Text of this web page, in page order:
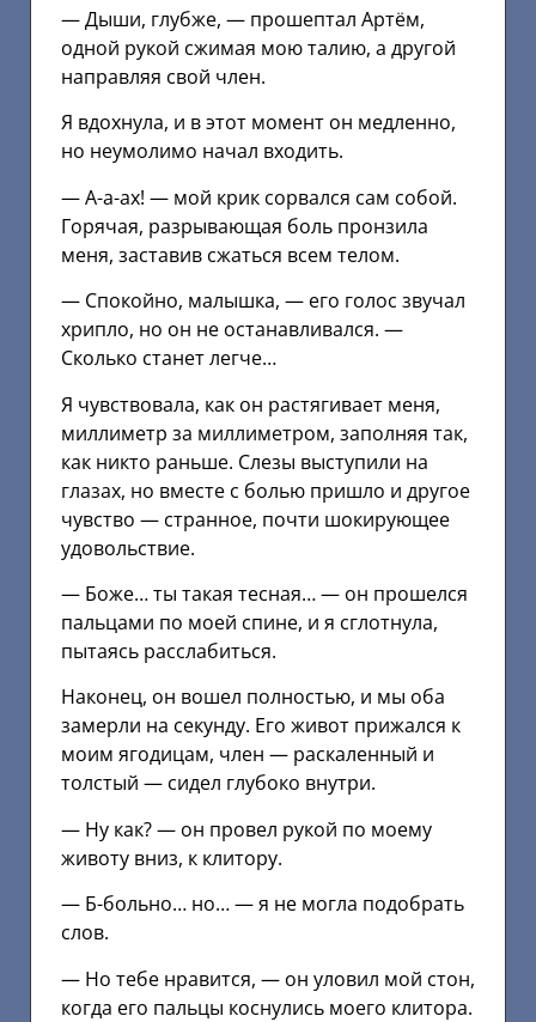
— Дыши, глубже, — прошептал Артём,
одной рукой сжимая мою талию, а другой
направляя свой член.
Я вдохнула, и в этот момент он медленно,
но неумолимо начал входить.
— А-а-ах! — мой крик сорвался сам собой.
Горячая, разрывающая боль пронзила
меня, заставив сжаться всем телом.
— Спокойно, малышка, — его голос звучал
хрипло, но он не останавливался. —
Сколько станет легче…
Я чувствовала, как он растягивает меня,
миллиметр за миллиметром, заполняя так,
как никто раньше. Слезы выступили на
глазах, но вместе с болью пришло и другое
чувство — странное, почти шокирующее
удовольствие.
— Боже… ты такая тесная… — он прошелся
пальцами по моей спине, и я сглотнула,
пытаясь расслабиться.
Наконец, он вошел полностью, и мы оба
замерли на секунду. Его живот прижался к
моим ягодицам, член — раскаленный и
толстый — сидел глубоко внутри.
— Ну как? — он провел рукой по моему
животу вниз, к клитору.
— Б-больно… но… — я не могла подобрать
слов.
— Но тебе нравится, — он уловил мой стон,
когда его пальцы коснулись моего клитора.